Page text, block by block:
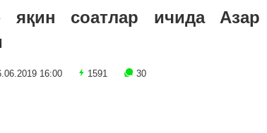
яқин соатлар ичида
16:00 1591 30